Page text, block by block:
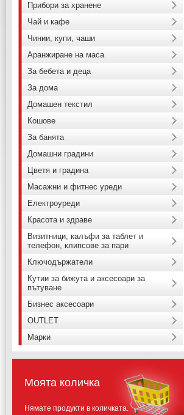
Прибори за хранене
Чай и кафе
Чинии, купи, чаши
Аранжиране на маса
За бебета и деца
За дома
Домашен текстил
Кошове
За банята
Домашни градини
Цветя и градина
Масажни и фитнес уреди
Електроуреди
Красота и здраве
Визитници, калъфи за таблет и
телефон, клипсове за пари
Ключодържатели
Кутии за бижута и аксесоари за
пътуване
Бизнес аксесоари
OUTLET
Марки
Моята количка
Нямате продукти в количката.